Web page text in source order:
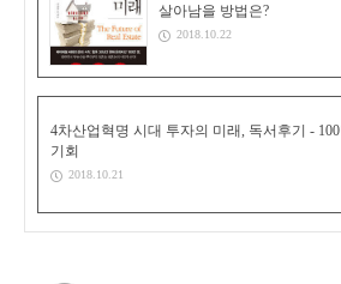
살아남을 방법은?
2018.10.22
4차산업혁명 시대 투자의 미래, 독서후기 -
기회
2018.10.21